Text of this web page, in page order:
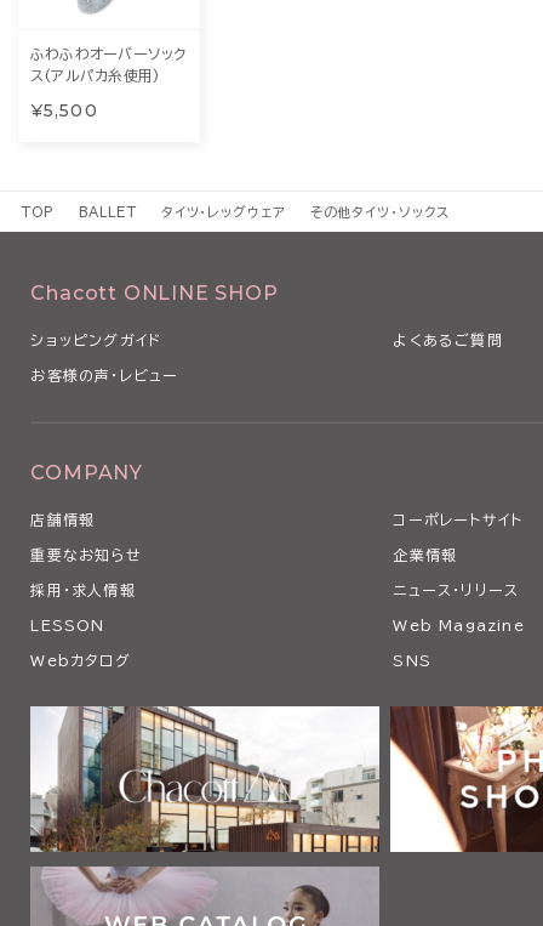
ふわふわオーバーソック
ス(アルパカ糸使用)
¥5,500
TOP BALLET タイツ・レッグウェア その他タイツ・ソックス
Chacott ONLINE SHOP
ショッピングガイド よくあるご質問
お客様の声・レビュー
COMPANY
店舗情報 コーポレートサイト
重要なお知らせ 企業情報
採用・求人情報 ニュース・リリース
LESSON Web Magazine
Webカタログ SNS